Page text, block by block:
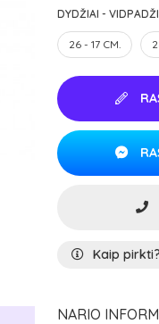
DYDŽIAI -
26 - 17 CM.
Kaip pirkti?
NARIO